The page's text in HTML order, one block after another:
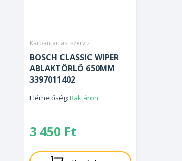
Karbantartás, szerviz
BOSCH CLASSIC WIPER
ABLAKTÖRLŐ 650MM
3397011402
Elérhetőség: Raktáron
3 450 Ft